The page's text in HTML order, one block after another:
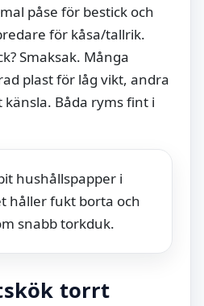
påse för bestick och
för kåsa/tallrik.
Smaksak. Många
plast för låg vikt, andra
Båda ryms fint i
hushållspapper i
håller fukt borta och
snabb torkduk.
torrt